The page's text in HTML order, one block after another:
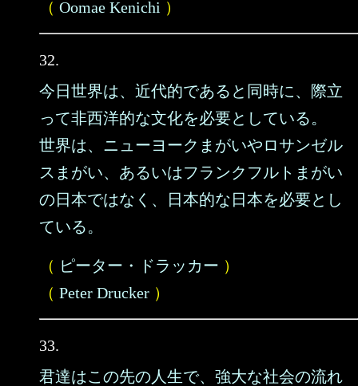
（ Oomae Kenichi ）
32.
今日世界は、近代的であると同時に、際立
って非西洋的な文化を必要としている。
世界は、ニューヨークまがいやロサンゼル
スまがい、あるいはフランクフルトまがい
の日本ではなく、日本的な日本を必要とし
ている。
（ ピーター・ドラッカー ）
（ Peter Drucker ）
33.
君達はこの先の人生で、強大な社会の流れ